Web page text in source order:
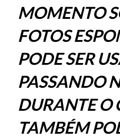
MOMENTO
FOTOS
PODE SER
PASSANDO
DURANTE O
TAMBÉM